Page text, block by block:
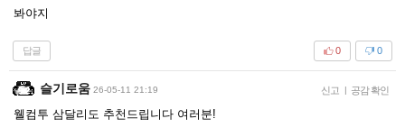
봐야지
답글 0
0
슬기로움 26-05-11 21:19 신고 | 공감 확인
웰컴투 삼달리도 추천드립니다 여러분!